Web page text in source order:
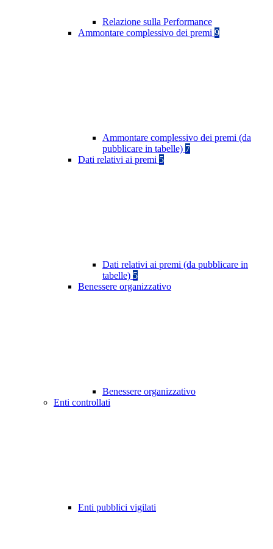
Relazione sulla Performance
Ammontare complessivo dei premi 9
Ammontare complessivo dei premi (da
pubblicare in tabelle) 7
Dati relativi ai premi 5
Dati relativi ai premi (da pubblicare in
tabelle) 5
Benessere organizzativo
Benessere organizzativo
Enti controllati
Enti pubblici vigilati